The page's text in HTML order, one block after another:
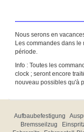
Nous serons en
Les commandes dans
période.
Info : Toutes les
clock ; seront encore
nouveau possibles qu'à
Aufbaubefestigung
Bremsseilzug